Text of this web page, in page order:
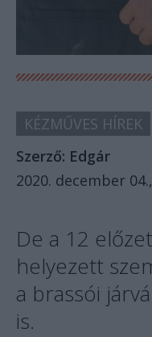
KÉZMŰVES HÍREK
Szerző: Edgár
2020. december
De a 12
helyezett
a brassói
is.